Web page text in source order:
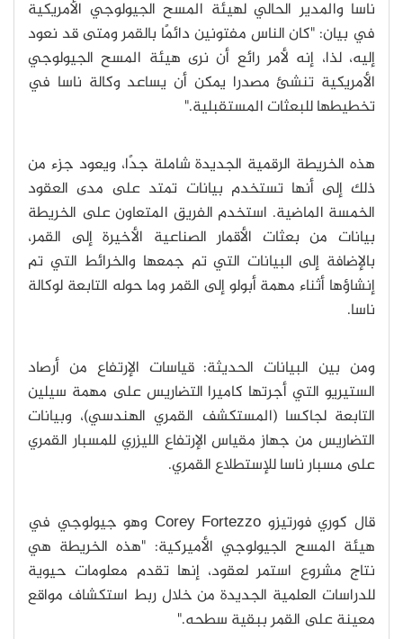
ناسا والمدير الحالي لهيئة المسح الجيولوجي الأمريكية
في بيان: "كان الناس مفتونين دائمًا بالقمر ومتى قد نعود
إليه، لذا، إنه لأمر رائع أن نرى هيئة المسح الجيولوجي
الأمريكية تنشئ مصدرا يمكن أن يساعد وكالة ناسا في
تخطيطها للبعثات المستقبلية."
هذه الخريطة الرقمية الجديدة شاملة جدًا، ويعود جزء من
ذلك إلى أنها تستخدم بيانات تمتد على مدى العقود
الخمسة الماضية. استخدم الفريق المتعاون على الخريطة
بيانات من بعثات الأقمار الصناعية الأخيرة إلى القمر،
بالإضافة إلى البيانات التي تم جمعها والخرائط التي تم
إنشاؤها أثناء مهمة أبولو إلى القمر وما حوله التابعة لوكالة
ناسا.
ومن بين البيانات الحديثة: قياسات الإرتفاع من أرصاد
الستيريو التي أجرتها كاميرا التضاريس على مهمة سيلين
التابعة لجاكسا (المستكشف القمري الهندسي)، وبيانات
التضاريس من جهاز مقياس الإرتفاع الليزري للمسبار القمري
على مسبار ناسا للإستطلاع القمري.
قال كوري فورتيزو Corey Fortezzo وهو جيولوجي في
هيئة المسح الجيولوجي الأميركية: "هذه الخريطة هي
نتاج مشروع استمر لعقود، إنها تقدم معلومات حيوية
للدراسات العلمية الجديدة من خلال ربط استكشاف مواقع
معينة على القمر ببقية سطحه."